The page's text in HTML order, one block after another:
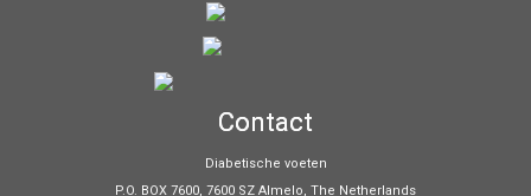
Contact
Diabetische voeten
P.O. BOX 7600, 7600 SZ Almelo, The Netherlands